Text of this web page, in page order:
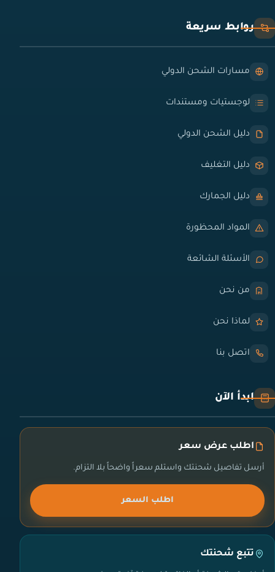
روابط سريعة
مسارات الشحن الدولي
لوجستيات ومستندات
دليل الشحن الدولي
دليل التغليف
دليل الجمارك
المواد المحظورة
الأسئلة الشائعة
من نحن
لماذا نحن
اتصل بنا
ابدأ الآن
اطلب عرض سعر
أرسل تفاصيل شحنتك واستلم سعراً واضحاً بلا التزام.
اطلب السعر
تتبع شحنتك